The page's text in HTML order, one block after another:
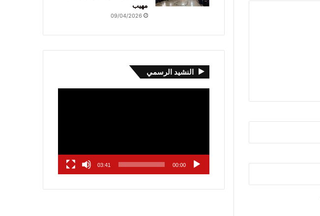
مهيب
09/04/2026
النشيد الرسمي
00:00
03:41